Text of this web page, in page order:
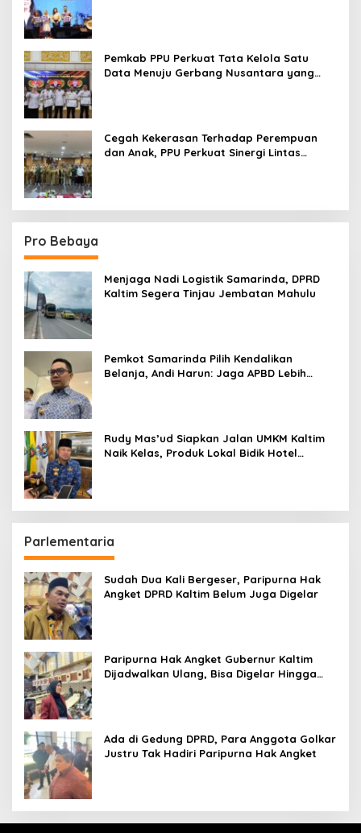
Pemkab PPU Perkuat Tata Kelola Satu
Data Menuju Gerbang Nusantara yang
Cegah Kekerasan Terhadap Perempuan
dan Anak, PPU Perkuat Sinergi Lintas
Pro Bebaya
Menjaga Nadi Logistik Samarinda, DPRD
Kaltim Segera Tinjau Jembatan Mahulu
Pemkot Samarinda Pilih Kendalikan
Belanja, Andi Harun: Jaga APBD Lebih
Rudy Mas’ud Siapkan Jalan UMKM Kaltim
Naik Kelas, Produk Lokal Bidik Hotel
Parlementaria
Sudah Dua Kali Bergeser, Paripurna Hak
Angket DPRD Kaltim Belum Juga Digelar
Paripurna Hak Angket Gubernur Kaltim
Dijadwalkan Ulang, Bisa Digelar Hingga
Ada di Gedung DPRD, Para Anggota Golkar
Justru Tak Hadiri Paripurna Hak Angket